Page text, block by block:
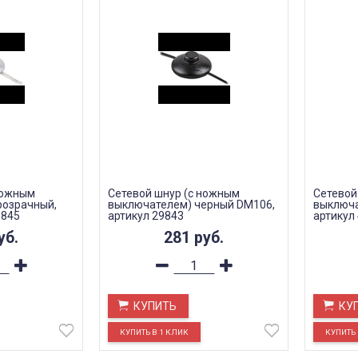
Сетевой шнур (с ножным
выключателем) черный DM106,
артикул 29843
281 руб.
КУПИТЬ